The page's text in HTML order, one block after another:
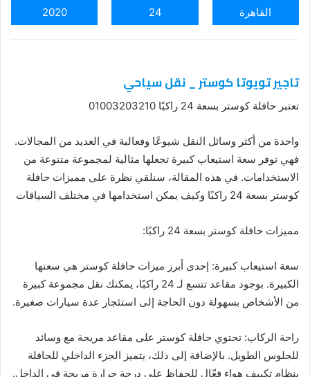
القاهرة 24
2020
تاجير تويوتا كوستر _ نقل سياحي
تعتبر حافلة كوستر بسعة 24 راكبًا 01003203210
واحدة من أكثر وسائل النقل شيوعًا وفعالية في العديد من المجالات.
فهي توفر سعة استيعاب كبيرة تجعلها مثالية لمجموعة متنوعة من
الاستخدامات. في هذه المقالة، سنلقي نظرة على مميزات حافلة
كوستر بسعة 24 راكبًا وكيف يمكن استخدامها في مختلف السياقات
مميزات حافلة كوستر بسعة 24 راكبًا:
سعة استيعاب كبيرة: إحدى أبرز ميزات حافلة كوستر هي سعتها
الكبيرة. بوجود مقاعد تتسع لـ 24 راكبًا، يمكنك نقل مجموعة كبيرة
من الأشخاص بسهولة دون الحاجة إلى استئجار عدة سيارات صغيرة.
راحة الركاب: تحتوي حافلة كوستر على مقاعد مريحة مع وسائد
للجلوس الطويل. بالإضافة إلى ذلك، يتميز الجزء الداخلي للحافلة
بنظام تكييف هواء فعّال للحفاظ على درجة حرارة مريحة في الداخل.